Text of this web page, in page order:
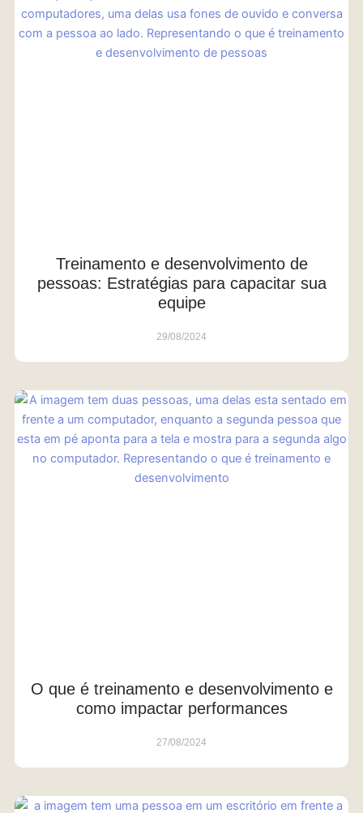
Treinamento e desenvolvimento de
pessoas: Estratégias para capacitar sua
equipe
29/08/2024
O que é treinamento e desenvolvimento e
como impactar performances
27/08/2024